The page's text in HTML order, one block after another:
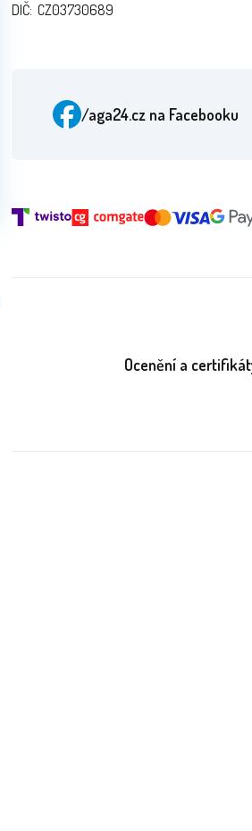
DIČ: CZ03730689
/aga24.cz na Facebooku
Ocenění a